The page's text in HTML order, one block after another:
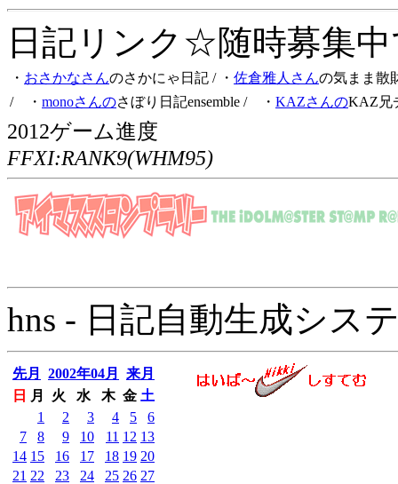
日記リンク☆随時募集
・ おさかなさんのさかにゃ日記 / ・ 佐倉雅人さんの気まま散
/ ・ monoさんのさぼり日記ensemble / ・ KAZさんのKAZ兄
2012ゲーム進度
FFXI:RANK9(WHM95)
hns - 日記自動生成シス
先月 2002年04月
来月
日
月 火 水 木 金 土
1
2 3 4 5
6
7
8 9 10 11 12 13
14 15 16 17 18 19 20
21 22 23 24 25 26 27